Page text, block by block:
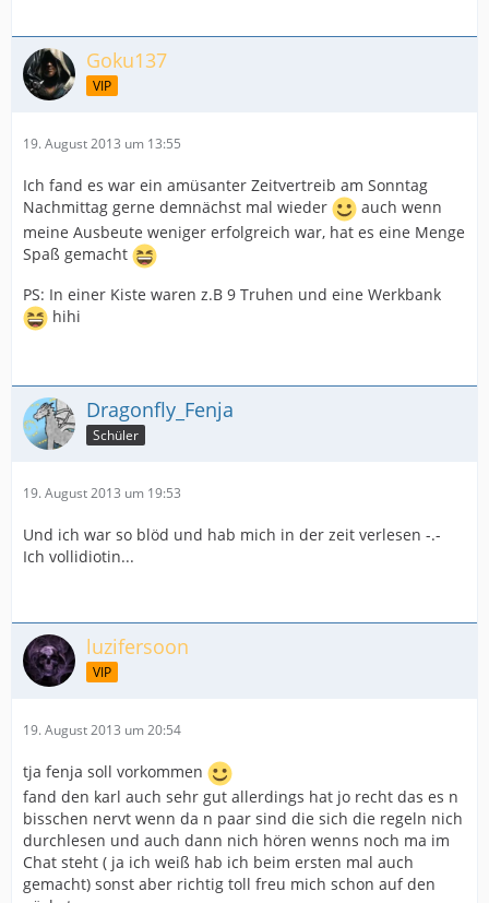
Goku137
VIP
19. August 2013 um 13:55
Ich fand es war ein amüsanter Zeitvertreib am Sonntag
Nachmittag gerne demnächst mal wieder
auch wenn
meine Ausbeute weniger erfolgreich war, hat es eine Menge
Spaß gemacht
PS: In einer Kiste waren z.B 9 Truhen und eine Werkbank
hihi
Dragonfly_Fenja
Schüler
19. August 2013 um 19:53
Und ich war so blöd und hab mich in der zeit verlesen -.-
Ich vollidiotin...
luzifersoon
VIP
19. August 2013 um 20:54
tja fenja soll vorkommen
fand den karl auch sehr gut allerdings hat jo recht das es n
bisschen nervt wenn da n paar sind die sich die regeln nich
durchlesen und auch dann nich hören wenns noch ma im
Chat steht ( ja ich weiß hab ich beim ersten mal auch
gemacht) sonst aber richtig toll freu mich schon auf den